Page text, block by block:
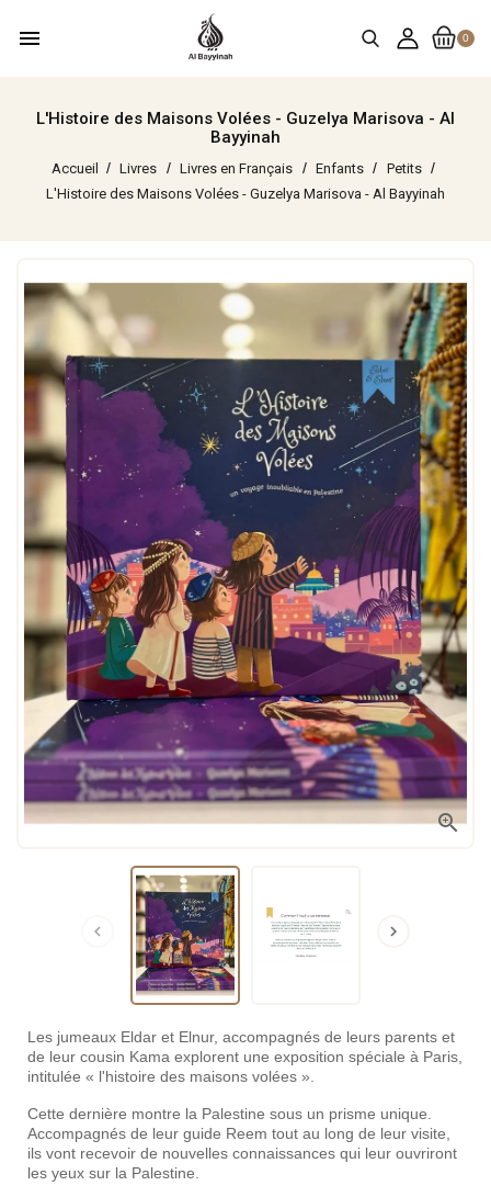
0
menu
L'Histoire des Maisons Volées - Guzelya Marisova - Al
Bayyinah
Accueil Livres Livres en Français Enfants
Petits
L'Histoire des Maisons Volées - Guzelya Marisova - Al Bayyinah

 
Les jumeaux Eldar et Elnur, accompagnés de leurs parents et
de leur cousin Kama explorent une exposition spéciale à Paris,
intitulée « l'histoire des maisons volées ».
Cette dernière montre la Palestine sous un prisme unique.
Accompagnés de leur guide Reem tout au long de leur visite,
ils vont recevoir de nouvelles connaissances qui leur ouvriront
les yeux sur la Palestine.